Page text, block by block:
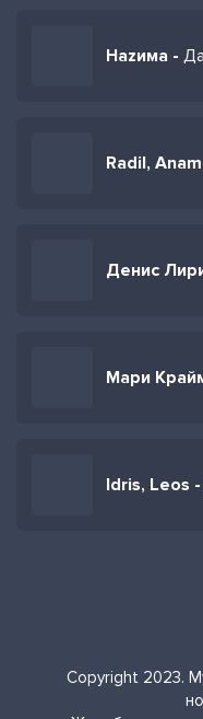
Наzима -
Radil,
Денис
Мари
Idris, Leos -
Copyright 2023.